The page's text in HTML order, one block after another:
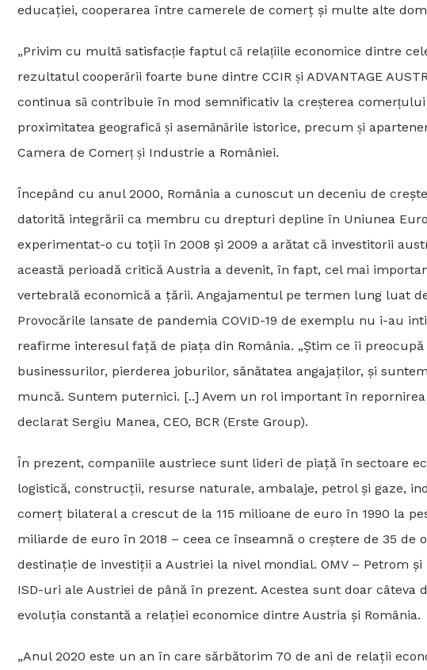
educației, cooperarea între camerele de comerț și multe alte
„Privim cu multă satisfacție faptul că relațiile economice dintre
rezultatul cooperării foarte bune dintre CCIR și ADVANTAGE
continua să contribuie în mod semnificativ la creșterea
proximitatea geografică și asemănările istorice, precum și
Camera de Comerț și Industrie a României.
Începând cu anul 2000, România a cunoscut un deceniu de
datorită integrării ca membru cu drepturi depline în Uniunea
experimentat-o cu toții în 2008 și 2009 a arătat că investitorii
această perioadă critică Austria a devenit, în fapt, cel mai
vertebrală economică a țării. Angajamentul pe termen lung luat
Provocările lansate de pandemia COVID-19 de exemplu nu i-au
reafirme interesul față de piața din România. „Știm ce îi
businessurilor, pierderea joburilor, sănătatea angajaților, și
muncă. Suntem puternici. [..] Avem un rol important în
declarat Sergiu Manea, CEO, BCR (Erste Group).
În prezent, companiile austriece sunt lideri de piață în sectoare
logistică, construcții, resurse naturale, ambalaje, petrol și gaze,
comerț bilateral a crescut de la 115 milioane de euro în 1990 la
miliarde de euro în 2018 – ceea ce înseamnă o creștere de 35 de
destinație de investiții a Austriei la nivel mondial. OMV – Petrom
ISD-uri ale Austriei de până în prezent. Acestea sunt doar
evoluția constantă a relației economice dintre Austria și România.
„Anul 2020 este un an în care sărbătorim 70 de ani de relații